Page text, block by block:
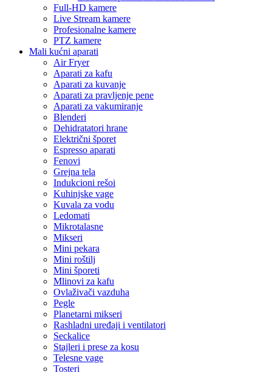
Full-HD kamere
Live Stream kamere
Profesionalne kamere
PTZ kamere
Mali kućni aparati
Air Fryer
Aparati za kafu
Aparati za kuvanje
Aparati za pravljenje pene
Aparati za vakumiranje
Blenderi
Dehidratatori hrane
Električni šporet
Espresso aparati
Fenovi
Grejna tela
Indukcioni rešoi
Kuhinjske vage
Kuvala za vodu
Ledomati
Mikrotalasne
Mikseri
Mini pekara
Mini roštilj
Mini šporeti
Mlinovi za kafu
Ovlaživači vazduha
Pegle
Planetarni mikseri
Rashladni uređaji i ventilatori
Seckalice
Stajleri i prese za kosu
Telesne vage
Tosteri